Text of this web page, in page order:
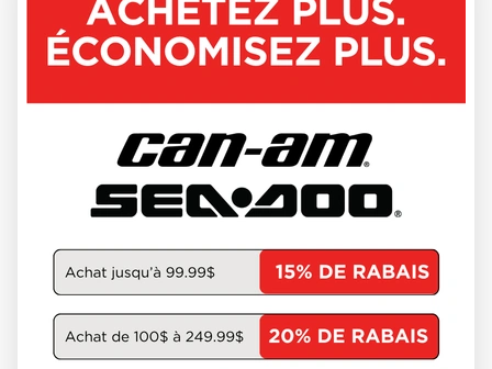
BRUTAL
À partir de24 244 $
DÉCOUVRIR CE MODÈLE